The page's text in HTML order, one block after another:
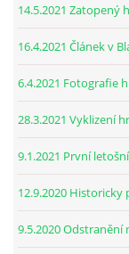
14.5.2021 Zatopený
16.4.2021 Článek v
6.4.2021 Fotografie
28.3.2021 Vyklizení
9.1.2021 První
12.9.2020
9.5.2020 Odstranění